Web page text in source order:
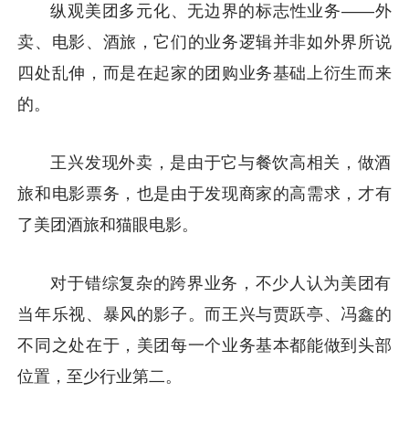
纵观美团多元化、无边界的标志性业务——外
卖、电影、酒旅，它们的业务逻辑并非如外界所说
四处乱伸，而是在起家的团购业务基础上衍生而来
的。
王兴发现外卖，是由于它与餐饮高相关，做酒
旅和电影票务，也是由于发现商家的高需求，才有
了美团酒旅和猫眼电影。
对于错综复杂的跨界业务，不少人认为美团有
当年乐视、暴风的影子。而王兴与贾跃亭、冯鑫的
不同之处在于，美团每一个业务基本都能做到头部
位置，至少行业第二。